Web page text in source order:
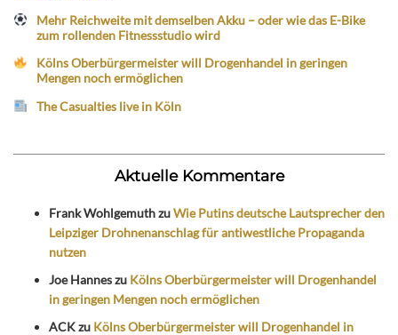
Mehr Reichweite mit demselben Akku – oder wie das E-Bike
zum rollenden Fitnessstudio wird
Kölns Oberbürgermeister will Drogenhandel in geringen
Mengen noch ermöglichen
The Casualties live in Köln
Aktuelle Kommentare
Frank WohlgemuthzuWie Putins deutsche Lautsprecher den
Leipziger Drohnenanschlag für antiwestliche Propaganda
nutzen
Joe Hanneszu Kölns Oberbürgermeister will Drogenhandel
in geringen Mengen noch ermöglichen
ACKzu Kölns Oberbürgermeister will Drogenhandel in